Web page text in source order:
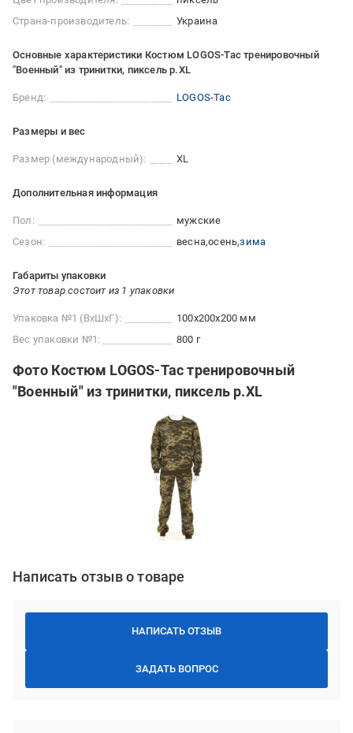
Страна-производитель:
Украина
Основные характеристики Костюм LOGOS-Tac тренировочный
"Военный" из тринитки, пиксель р.XL
Бренд: LOGOS-Tac
Размеры и вес
Размер (международный): XL
Дополнительная информация
Пол:
мужские
Сезон:
весна осень зима
Габариты упаковки
Этот товар состоит из 1 упаковки
Упаковка №1 (ВхШхГ):
100x200x200 мм
Вес упаковки №1:
800 г
Фото Костюм LOGOS-Tac тренировочный
"Военный" из тринитки, пиксель р.XL
Написать отзыв о товаре
НАПИСАТЬ ОТЗЫВ
ЗАДАТЬ ВОПРОС